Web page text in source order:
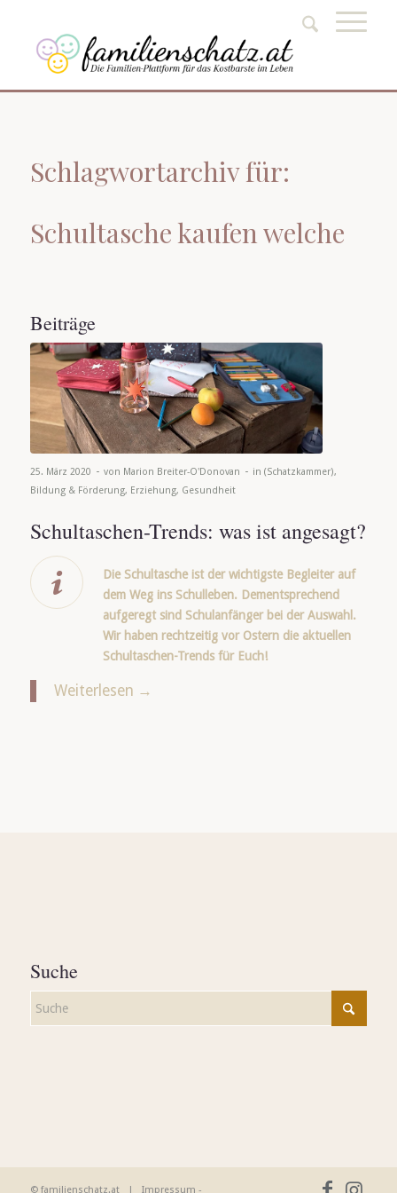
Schlagwortarchiv für:
Schultasche kaufen welche
Beiträge
25. März 2020 - von Marion Breiter-O'Donovan - in (Schatzkammer),
Bildung & Förderung, Erziehung, Gesundheit
Schultaschen-Trends: was ist angesagt?
Die Schultasche ist der wichtigste Begleiter auf
dem Weg ins Schulleben. Dementsprechend
aufgeregt sind Schulanfänger bei der Auswahl.
Wir haben rechtzeitig vor Ostern die aktuellen
Schultaschen-Trends für Euch!
Weiterlesen →
Suche
© familienschatz.at | Impressum -